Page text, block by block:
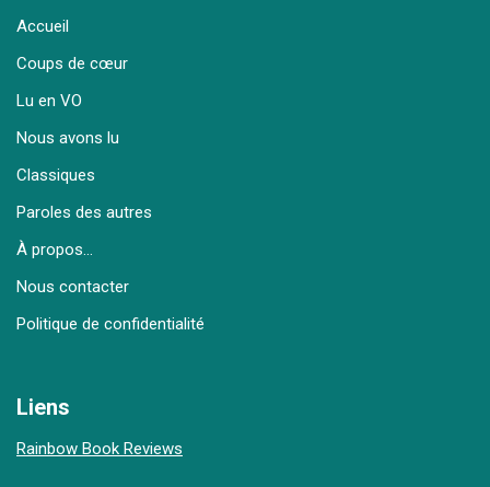
Accueil
Coups de cœur
Lu en VO
Nous avons lu
Classiques
Paroles des autres
À propos…
Nous contacter
Politique de confidentialité
Liens
Rainbow Book Reviews